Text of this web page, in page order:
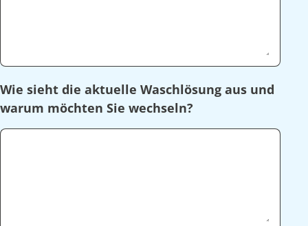
Wie sieht die aktuelle Waschlösung aus und
warum möchten Sie wechseln?